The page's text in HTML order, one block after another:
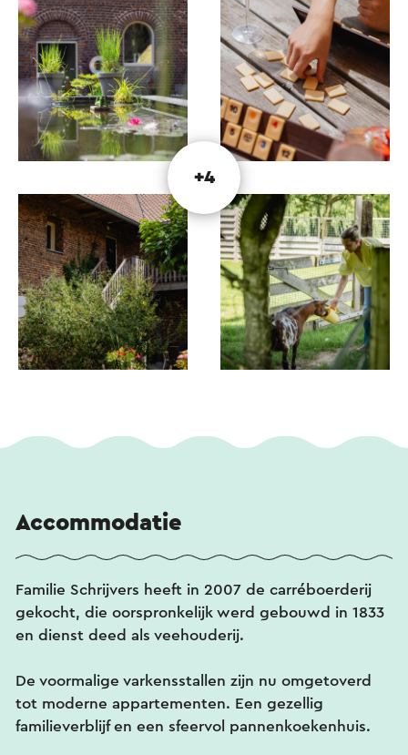
+4
Accommodatie
Familie Schrijvers heeft in 2007 de carréboerderij
gekocht, die oorspronkelijk werd gebouwd in 1833
en dienst deed als veehouderij.
De voormalige varkensstallen zijn nu omgetoverd
tot moderne appartementen. Een gezellig
familieverblijf en een sfeervol pannenkoekenhuis.